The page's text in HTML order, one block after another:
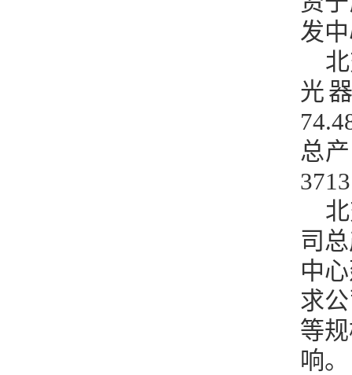
发
光
总
司
中
求
等
响。